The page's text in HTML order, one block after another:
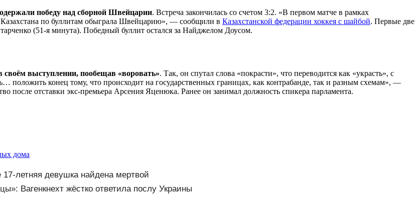
победу над сборной Швейцарии. Встреча закончилась со счетом 3:2. «В первом матче в рамках
Казахстана по буллитам обыграла Швейцарию», — сообщили в Казахстанской федерации хоккея с шайбой. Первые две
(51-я минута). Победный буллит остался за Найджелом Доусом.
выступлении, пообещав «воровать». Так, он спутал слова «покрасти», что переводится как «украсть», с
положить конец тому, что происходит на государственных границах, как контрабанде, так и разным схемам», —
после отставки экс-премьера Арсения Яценюка. Ранее он занимал должность спикера парламента.
дома
летняя девушка найдена мертвой
Вагенкнехт жёстко ответила послу Украины